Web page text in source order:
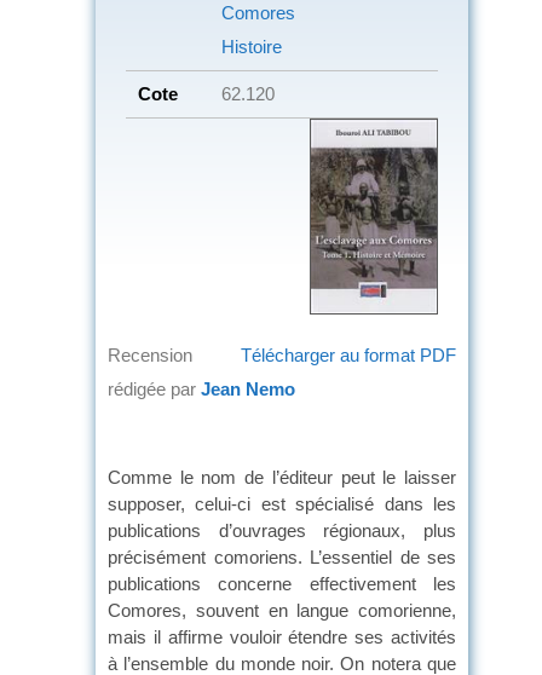
Comores
Histoire
Cote 62.120
Télécharger au format PDF
Recension
rédigée par Jean Nemo
Comme le nom de l’éditeur peut le laisser
supposer, celui-ci est spécialisé dans les
publications d’ouvrages régionaux, plus
précisément comoriens. L’essentiel de ses
publications concerne effectivement les
Comores, souvent en langue comorienne,
mais il affirme vouloir étendre ses activités
à l’ensemble du monde noir. On notera que